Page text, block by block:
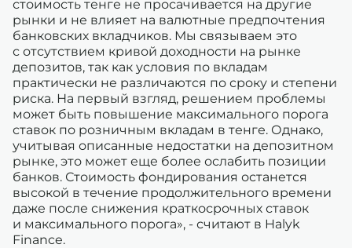
стоимость тенге не просачивается на другие
рынки и не влияет на валютные предпочтения
банковских вкладчиков. Мы связываем это
с отсутствием кривой доходности на рынке
депозитов, так как условия по вкладам
практически не различаются по сроку и степени
риска. На первый взгляд, решением проблемы
может быть повышение максимального порога
ставок по розничным вкладам в тенге. Однако,
учитывая описанные недостатки на депозитном
рынке, это может еще более ослабить позиции
банков. Стоимость фондирования останется
высокой в течение продолжительного времени
даже после снижения краткосрочных ставок
и максимального порога», - считают в Halyk
Finance.